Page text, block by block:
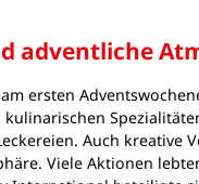
adventliche
ersten
Auch kreative
Viele Aktionen